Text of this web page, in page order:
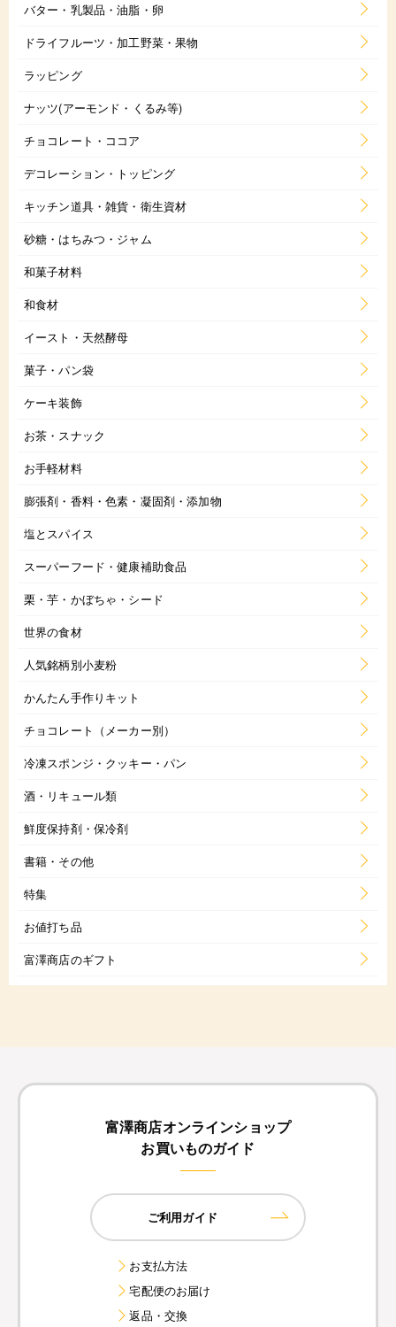
バター・乳製品・油脂・卵
ドライフルーツ・加工野菜・果物
ラッピング
ナッツ(アーモンド・くるみ等)
チョコレート・ココア
デコレーション・トッピング
キッチン道具・雑貨・衛生資材
砂糖・はちみつ・ジャム
和菓子材料
和食材
イースト・天然酵母
菓子・パン袋
ケーキ装飾
お茶・スナック
お手軽材料
膨張剤・香料・色素・凝固剤・添加物
塩とスパイス
スーパーフード・健康補助食品
栗・芋・かぼちゃ・シード
世界の食材
人気銘柄別小麦粉
かんたん手作りキット
チョコレート（メーカー別）
冷凍スポンジ・クッキー・パン
酒・リキュール類
鮮度保持剤・保冷剤
書籍・その他
特集
お値打ち品
富澤商店のギフト
富澤商店オンラインショップ
お買いものガイド
ご利用ガイド
お支払方法
宅配便のお届け
返品・交換